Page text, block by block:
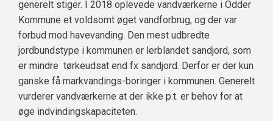
generelt stiger. I 2018 oplevede vandværkerne i Odder
Kommune et voldsomt øget vandforbrug, og der var
forbud mod havevanding. Den mest udbredte
jordbundstype i kommunen er lerblandet sandjord, som
er mindre tørkeudsat end fx sandjord. Derfor er der kun
ganske få markvandings-boringer i kommunen. Generelt
vurderer vandværkerne at der ikke p.t. er behov for at
øge indvindingskapaciteten.